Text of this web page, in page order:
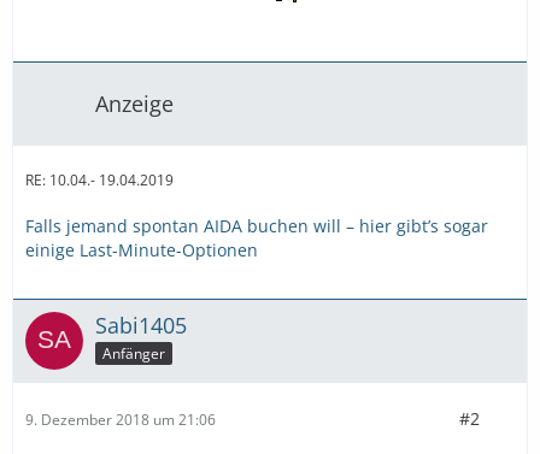
Anzeige
RE: 10.04.- 19.04.2019
Falls jemand spontan AIDA buchen will – hier gibt’s sogar
einige Last-Minute-Optionen
Sabi1405
Anfänger
9. Dezember 2018 um 21:06 #2